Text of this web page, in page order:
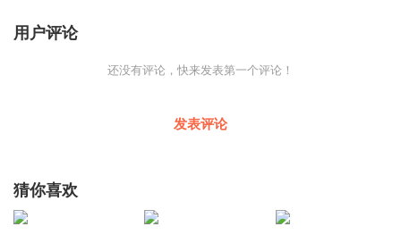
用户评论
还没有评论，快来发表第一个评论！
发表评论
猜你喜欢